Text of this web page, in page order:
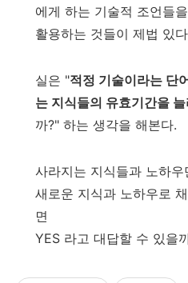
에게 하는 기술적 조언들
활용하는 것들이 제법 있
실은 "적정 기술이라는 단
는 지식들의 유효기간을
까?" 하는 생각을 해본다.
사라지는 지식들과 노하우
새로운 지식과 노하우로
면
YES 라고 대답할 수 있을